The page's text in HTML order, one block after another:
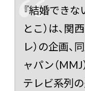
『結婚できな
とこ）は、関
レ）の企画、
ャパン（
テレビ系列の